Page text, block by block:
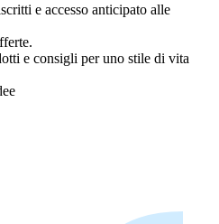
e accesso anticipato alle
e consigli per uno stile di vita